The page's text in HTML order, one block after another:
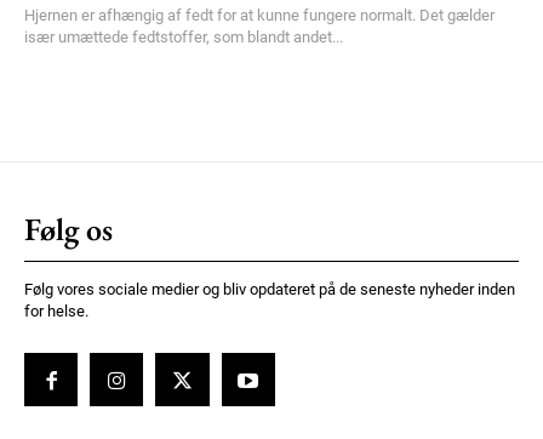
Hjernen er afhængig af fedt for at kunne fungere normalt. Det gælder
især umættede fedtstoffer, som blandt andet...
Følg os
Følg vores sociale medier og bliv opdateret på de seneste nyheder inden
for helse.